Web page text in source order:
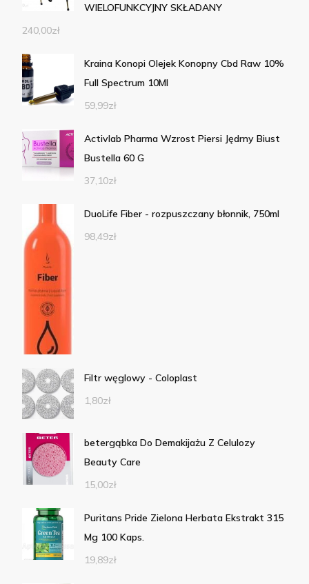
WIELOFUNKCYJNY SKŁADANY
240,00zł
Kraina Konopi Olejek Konopny Cbd Raw 10%
Full Spectrum 10Ml
59,99zł
Activlab Pharma Wzrost Piersi Jędrny Biust
Bustella 60 G
37,10zł
DuoLife Fiber - rozpuszczany błonnik, 750ml
98,49zł
Filtr węglowy - Coloplast
1,80zł
betergąbka Do Demakijażu Z Celulozy
Beauty Care
15,00zł
Puritans Pride Zielona Herbata Ekstrakt 315
Mg 100 Kaps.
19,89zł